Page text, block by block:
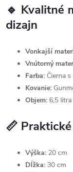
🔹 Kvalitné
dizajn
Vonkajší
Vnútorný
Farba: Čierna
Kovanie:
Objem: 6,5
📏
Výška: 20 cm
Dĺžka: 30 cm